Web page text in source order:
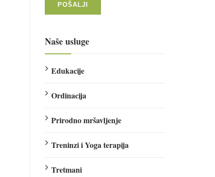
Naše usluge
Edukacije
Ordinacija
Prirodno mršavljenje
Treninzi i Yoga terapija
Tretmani